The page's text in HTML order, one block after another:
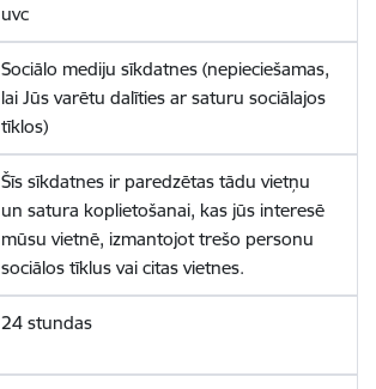
uvc
Sociālo mediju sīkdatnes (nepieciešamas,
lai Jūs varētu dalīties ar saturu sociālajos
tīklos)
Šīs sīkdatnes ir paredzētas tādu vietņu
un satura koplietošanai, kas jūs interesē
mūsu vietnē, izmantojot trešo personu
sociālos tīklus vai citas vietnes.
24 stundas